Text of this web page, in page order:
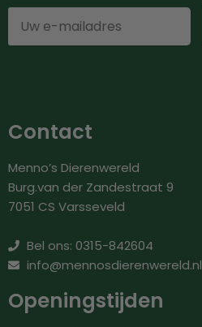
Contact
Menno’s Dierenwereld
Burg.van der Zandestraat 9
7051 CS Varsseveld
Bel ons: 0315-842604
info@mennosdierenwereld.nl
Openingstijden